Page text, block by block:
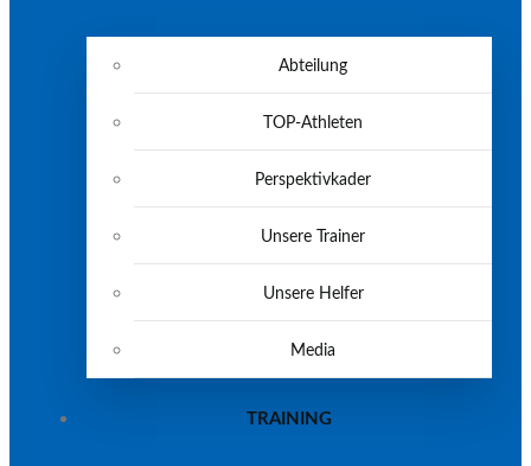
Abteilung
TOP-Athleten
Perspektivkader
Unsere Trainer
Unsere Helfer
Media
TRAINING